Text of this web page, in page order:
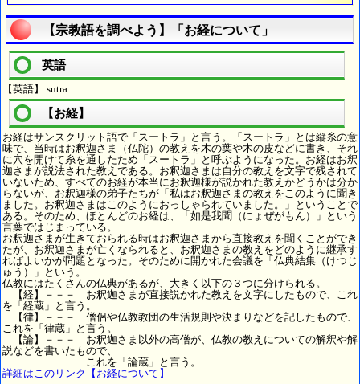
【宗教語を調べよう】「お経について」
英語
【英語】 sutra
【お経】
お経はサンスクリット語で「スートラ」と言う。「スートラ」とは縦糸の意
味で、当時はお釈迦さま（仏陀）の教えを木の葉や木の皮などに書き、それ
に穴を開けて糸を通したため「スートラ」と呼ぶようになった。お経はお釈
迦さまが説法された教えである。お釈迦さまは自分の教えを文字で残されて
いないため、すべてのお経が本当にお釈迦様が説かれた教えかどうかは分か
らないが、お釈迦様の弟子たちが「私はお釈迦さまの教えをこのように聞き
ました。お釈迦さまはこのようにおっしゃられていました。」ということで
ある。そのため、ほとんどのお経は、「如是我聞（にょぜがもん）」という
言葉ではじまっている。
お釈迦さまが生きておられる時はお釈迦さまから直接教えを聞くことができ
たが、お釈迦さまが亡くなられると、お釈迦さまの教えをどのように継承す
ればよいかが問題となった。そのために開かれた会議を「仏典結集（けつじ
ゅう）」という。
仏教にはたくさんの仏典があるが、大きく以下の３つに分けられる。
【経】－－－ お釈迦さまが直接説かれた教えを文字にしたもので、これ
を「経蔵」と言う。
【律】－－－ 僧侶や仏教教団の生活規則や決まりなどを記したもので、
これを「律蔵」と言う。
【論】－－－ お釈迦さま以外の高僧が、仏教の教えについての解釈や解
説などを書いたもので、
これを「論蔵」と言う。
詳細はこのリンク【お経について】